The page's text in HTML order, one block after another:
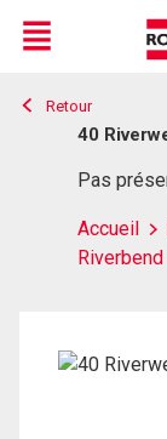
Live
En Direct
Menu
Retour
40
Pas
Accueil
Riverbend